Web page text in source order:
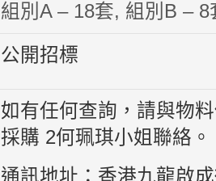
組別A – 18套, 組別B –
公開招標
如有任何查詢，請與物
採購 2何珮琪小姐聯絡。
通訊地址：香港九龍啟